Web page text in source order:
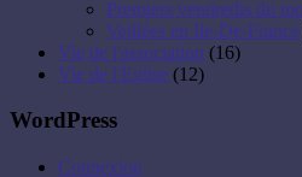
Premiers vendredis du
Veillées en Ile-De-France
Vie de l'association (16)
Vie de l'Eglise (12)
WordPress
Connexion